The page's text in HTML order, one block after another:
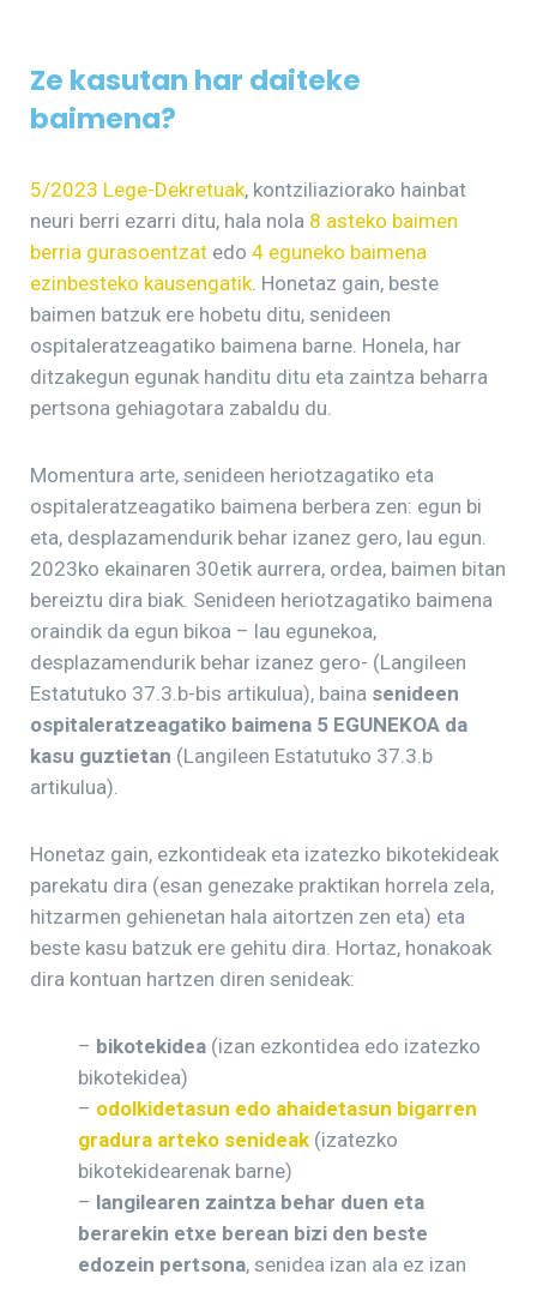
Ze kasutan har daiteke
baimena?
5/2023 Lege-Dekretuak, kontziliaziorako hainbat
neuri berri ezarri ditu, hala nola 8 asteko baimen
berria gurasoentzat edo 4 eguneko baimena
ezinbesteko kausengatik . Honetaz gain, beste
baimen batzuk ere hobetu ditu, senideen
ospitaleratzeagatiko baimena barne. Honela, har
ditzakegun egunak handitu ditu eta zaintza beharra
pertsona gehiagotara zabaldu du.
Momentura arte, senideen heriotzagatiko eta
ospitaleratzeagatiko baimena berbera zen: egun bi
eta, desplazamendurik behar izanez gero, lau egun.
2023ko ekainaren 30etik aurrera, ordea, baimen bitan
bereiztu dira biak. Senideen heriotzagatiko baimena
oraindik da egun bikoa – lau egunekoa,
desplazamendurik behar izanez gero- (Langileen
Estatutuko 37.3.b-bis artikulua), baina senideen
ospitaleratzeagatiko baimena 5 EGUNEKOA da
kasu guztietan (Langileen Estatutuko 37.3.b
artikulua).
Honetaz gain, ezkontideak eta izatezko bikotekideak
parekatu dira (esan genezake praktikan horrela zela,
hitzarmen gehienetan hala aitortzen zen eta) eta
beste kasu batzuk ere gehitu dira. Hortaz, honakoak
dira kontuan hartzen diren senideak:
– bikotekidea (izan ezkontidea edo izatezko
bikotekidea)
– odolkidetasun edo ahaidetasun bigarren
gradura arteko senideak (izatezko
bikotekidearenak barne)
– langilearen zaintza behar duen eta
berarekin etxe berean bizi den beste
edozein pertsona, senidea izan ala ez izan